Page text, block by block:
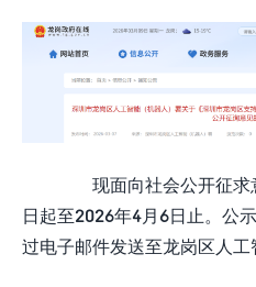
现面向社会公开征求
日起至2026年4月6日止。公
过电子邮件发送至龙岗区人工